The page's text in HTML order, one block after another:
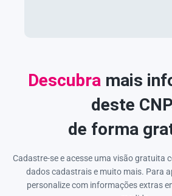
Descubramais
deste
de forma
Cadastre-se e acesse uma visão gratuita
dados cadastrais e muito mais. Para
personalize com informações extras